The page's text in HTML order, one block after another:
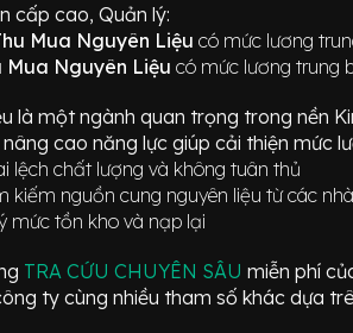
cấp cao, Quản lý:
Mua Nguyên Liệu có mức lương
Mua Nguyên Liệu có mức lương trung
là một ngành quan trọng trong nền
cao năng lực giúp cải thiện mức
lệch chất lượng và không tuân thủ
kiếm nguồn cung nguyên liệu từ các
mức tồn kho và nạp lại
TRA CỨU CHUYÊN SÂU miễn phí
ty cùng nhiều tham số khác dựa